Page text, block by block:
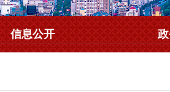
信息公开